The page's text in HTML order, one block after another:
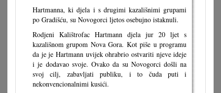
Hartmanna, ki djela i s drugimi kazališnimi grupami
po Gradišću, su Novogorci ljetos osebujno istaknuli.
Rodjeni Kalištrofac Hartmann djela jur 20 ljet s
kazališnom grupom Nova Gora. Kot piše u programu
da je je Hartmann uvijek ohrabrio ostvariti njeve ideje
i je dodavao svoje. Ovako da su Novogorci došli na
svoj cilj, zabavljati publiku, i to čuda puti i
nekonvencionalnimi kusići.